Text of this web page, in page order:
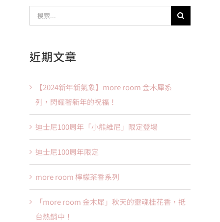
索
果：
近期文章
【2024新年新氣象】more room 金木犀系
列，閃耀著新年的祝福！
迪士尼100周年「小熊維尼」限定登場
迪士尼100周年限定
more room 檸檬茶香系列
「more room 金木犀」秋天的靈魂桂花香，抵
台熱銷中！